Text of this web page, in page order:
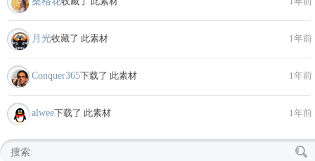
月光收藏了 此素材 1年前
Conquer365下载了 此素材 1年前
alwee下载了 此素材 1年前